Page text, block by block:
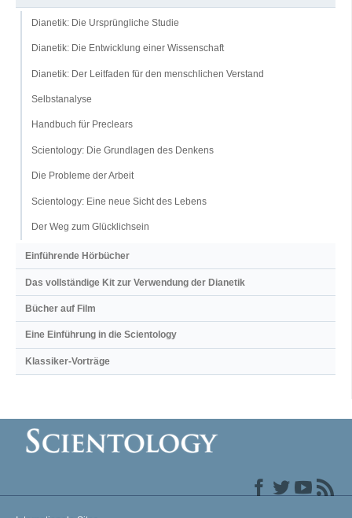
Dianetik: Die Ursprüngliche Studie
Dianetik: Die Entwicklung einer Wissenschaft
Dianetik: Der Leitfaden für den menschlichen Verstand
Selbstanalyse
Handbuch für Preclears
Scientology: Die Grundlagen des Denkens
Die Probleme der Arbeit
Scientology: Eine neue Sicht des Lebens
Der Weg zum Glücklichsein
Einführende Hörbücher
Das vollständige Kit zur Verwendung der Dianetik
Bücher auf Film
Eine Einführung in die Scientology
Klassiker-Vorträge